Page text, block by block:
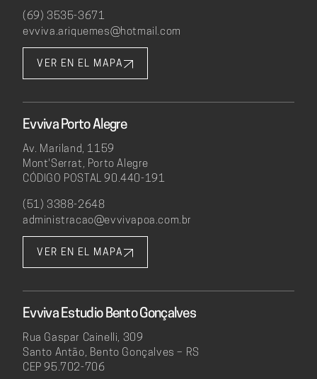
(69) 3535-3671
evviva.ariquemes@hotmail.com
VER EN EL MAPA
Evviva Porto Alegre
Av. Mariland, 1159
Mont'Serrat, Porto Alegre
CÓDIGO POSTAL 90.440-191
(51) 3388-2648
administracao@evvivapoa.com.br
VER EN EL MAPA
Evviva Estudio Bento Gonçalves
Rua Gaspar Cainelli, 309
Santo Antão, Bento Gonçalves – RS
CEP 95.702-706